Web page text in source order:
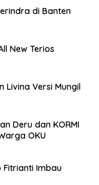
di Banten
New Terios
Livina Versi Mungil
Deru dan KORMI
OKU
Fitrianti Imbau